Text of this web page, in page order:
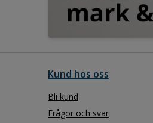
Kund hos oss
Bli kund
Frågor och svar